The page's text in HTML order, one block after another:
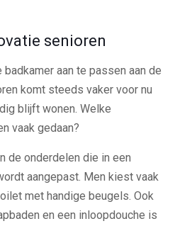
senioren
badkamer aan te passen aan de
komt steeds vaker voor nu
blijft wonen. Welke
vaak gedaan?
de onderdelen die in een
aangepast. Men kiest vaak
met handige beugels. Ook
en een inloopdouche is